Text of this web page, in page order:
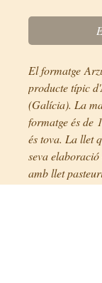
El formatge
producte típic
(Galícia). La
formatge és de
és tova. La llet
seva
amb llet
suau.